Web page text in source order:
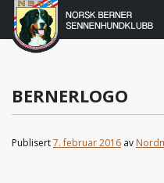
Gå
Norsk
Berner
BERNERLOGO
Publisert7. februar 2016 av